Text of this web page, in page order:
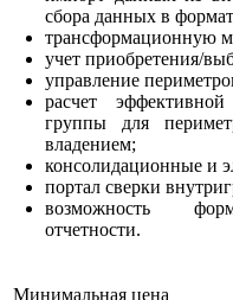
сбора данных в
трансформационную
учет приобретения/
управление
расчет
группы для
владением;
консолидационные и
портал сверки
возможность
отчетности.
Минимальная цена